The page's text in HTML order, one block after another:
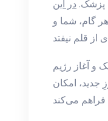
پزشک. در این
گام، شما و
و آغاز رژیم
جدید، امکان